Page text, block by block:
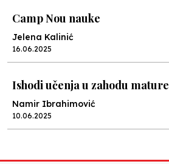
Camp Nou nauke
Jelena Kalinić
16.06.2025
Ishodi učenja u zahodu mature
Namir Ibrahimović
10.06.2025